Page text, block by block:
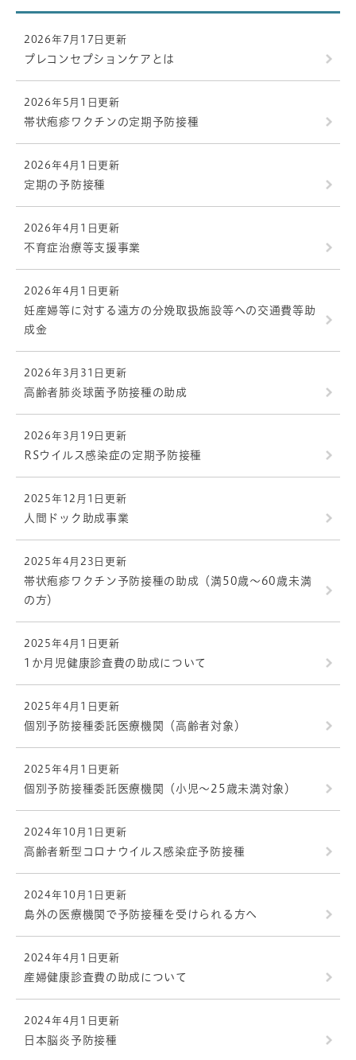
2026年7月17日更新
プレコンセプションケアとは
2026年5月1日更新
帯状疱疹ワクチンの定期予防接種
2026年4月1日更新
定期の予防接種
2026年4月1日更新
不育症治療等支援事業
2026年4月1日更新
妊産婦等に対する遠方の分娩取扱施設等への交通費等助
成金
2026年3月31日更新
高齢者肺炎球菌予防接種の助成
2026年3月19日更新
RSウイルス感染症の定期予防接種
2025年12月1日更新
人間ドック助成事業
2025年4月23日更新
帯状疱疹ワクチン予防接種の助成（満50歳～60歳未満
の方）
2025年4月1日更新
1か月児健康診査費の助成について
2025年4月1日更新
個別予防接種委託医療機関（高齢者対象）
2025年4月1日更新
個別予防接種委託医療機関（小児～25歳未満対象）
2024年10月1日更新
高齢者新型コロナウイルス感染症予防接種
2024年10月1日更新
島外の医療機関で予防接種を受けられる方へ
2024年4月1日更新
産婦健康診査費の助成について
2024年4月1日更新
日本脳炎予防接種